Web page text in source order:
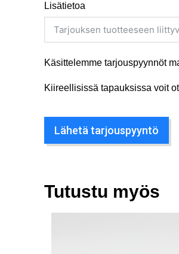
Lisätietoa
Käsittelemme tarjouspyynnöt
Kiireellisissä tapauksissa voit
Lähetä tarjouspyyntö
Tutustu myös